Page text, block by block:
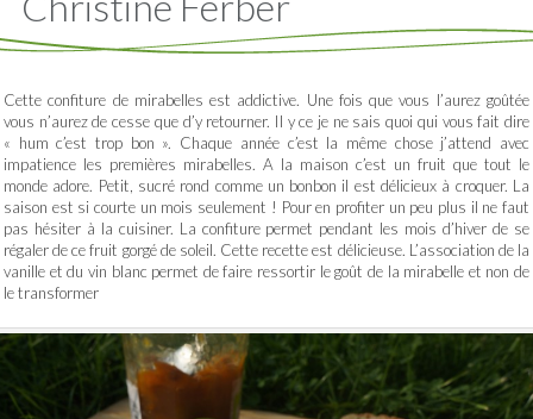
Cette confiture de mirabelles est addictive. Une fois que vous l’aurez goûtée
vous n’aurez de cesse que d’y retourner. Il y ce je ne sais quoi qui vous fait dire
« hum c’est trop bon ». Chaque année c’est la même chose j’attend avec
impatience les premières mirabelles. A la maison c’est un fruit que tout le
monde adore. Petit, sucré rond comme un bonbon il est délicieux à croquer. La
saison est si courte un mois seulement ! Pour en profiter un peu plus il ne faut
pas hésiter à la cuisiner. La confiture permet pendant les mois d’hiver de se
régaler de ce fruit gorgé de soleil. Cette recette est délicieuse. L’association de la
vanille et du vin blanc permet de faire ressortir le goût de la mirabelle et non de
le transformer